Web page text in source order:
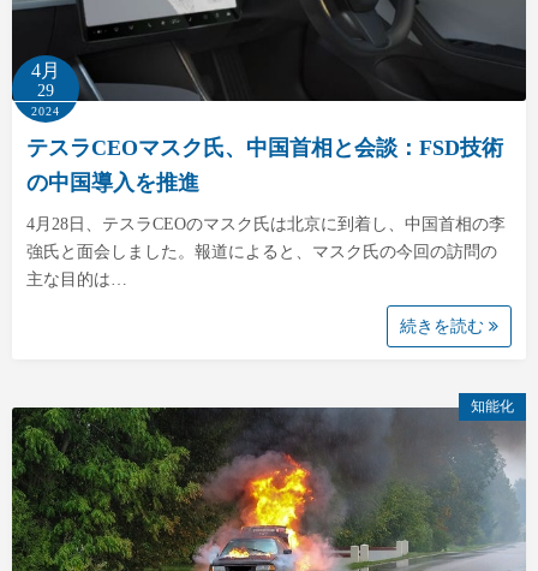
4月
29
2024
テスラCEOマスク氏、中国首相と会談：FSD技術
の中国導入を推進
4月28日、テスラCEOのマスク氏は北京に到着し、中国首相の李
強氏と面会しました。報道によると、マスク氏の今回の訪問の
主な目的は…
続きを読む
知能化